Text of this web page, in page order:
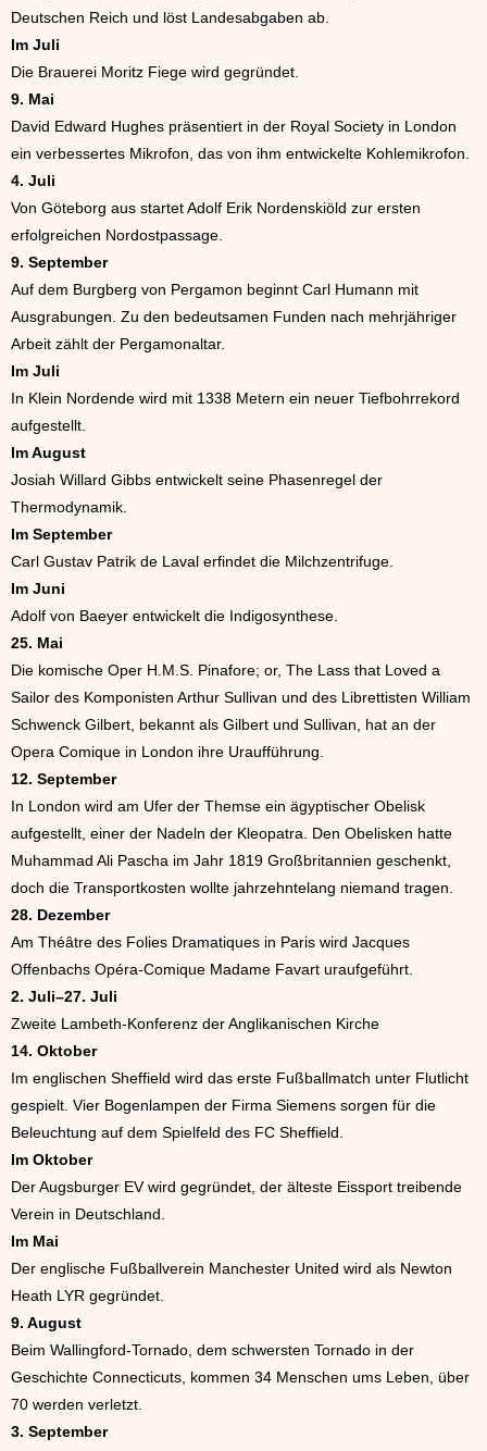
Deutschen Reich und löst Landesabgaben ab.
Im Juli
Die Brauerei Moritz Fiege wird gegründet.
9. Mai
David Edward Hughes präsentiert in der Royal Society in London
ein verbessertes Mikrofon, das von ihm entwickelte Kohlemikrofon.
4. Juli
Von Göteborg aus startet Adolf Erik Nordenskiöld zur ersten
erfolgreichen Nordostpassage.
9. September
Auf dem Burgberg von Pergamon beginnt Carl Humann mit
Ausgrabungen. Zu den bedeutsamen Funden nach mehrjähriger
Arbeit zählt der Pergamonaltar.
Im Juli
In Klein Nordende wird mit 1338 Metern ein neuer Tiefbohrrekord
aufgestellt.
Im August
Josiah Willard Gibbs entwickelt seine Phasenregel der
Thermodynamik.
Im September
Carl Gustav Patrik de Laval erfindet die Milchzentrifuge.
Im Juni
Adolf von Baeyer entwickelt die Indigosynthese.
25. Mai
Die komische Oper H.M.S. Pinafore; or, The Lass that Loved a
Sailor des Komponisten Arthur Sullivan und des Librettisten William
Schwenck Gilbert, bekannt als Gilbert und Sullivan, hat an der
Opera Comique in London ihre Uraufführung.
12. September
In London wird am Ufer der Themse ein ägyptischer Obelisk
aufgestellt, einer der Nadeln der Kleopatra. Den Obelisken hatte
Muhammad Ali Pascha im Jahr 1819 Großbritannien geschenkt,
doch die Transportkosten wollte jahrzehntelang niemand tragen.
28. Dezember
Am Théâtre des Folies Dramatiques in Paris wird Jacques
Offenbachs Opéra-Comique Madame Favart uraufgeführt.
2. Juli–27. Juli
Zweite Lambeth-Konferenz der Anglikanischen Kirche
14. Oktober
Im englischen Sheffield wird das erste Fußballmatch unter Flutlicht
gespielt. Vier Bogenlampen der Firma Siemens sorgen für die
Beleuchtung auf dem Spielfeld des FC Sheffield.
Im Oktober
Der Augsburger EV wird gegründet, der älteste Eissport treibende
Verein in Deutschland.
Im Mai
Der englische Fußballverein Manchester United wird als Newton
Heath LYR gegründet.
9. August
Beim Wallingford-Tornado, dem schwersten Tornado in der
Geschichte Connecticuts, kommen 34 Menschen ums Leben, über
70 werden verletzt.
3. September